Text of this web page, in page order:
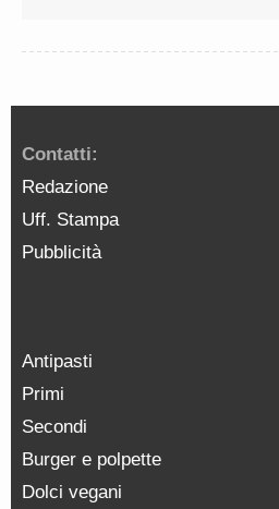
Contatti:
Redazione
Uff. Stampa
Pubblicità
Antipasti
Primi
Secondi
Burger e polpette
Dolci vegani